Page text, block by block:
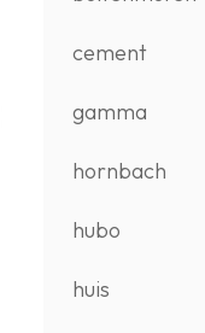
cement
gamma
hornbach
hubo
huis